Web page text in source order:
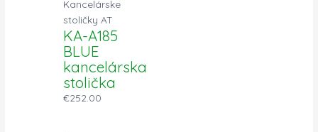
Kancelárske
stoličky AT
KA-A185
BLUE
kancelárska
stolička
€252.00